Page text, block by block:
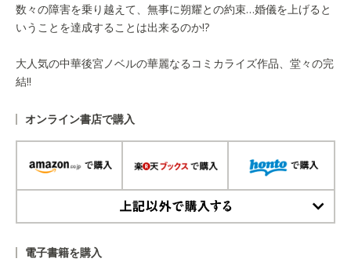
数々の障害を乗り越えて、無事に朔耀との約束…婚儀を上げると
いうことを達成することは出来るのか!?
大人気の中華後宮ノベルの華麗なるコミカライズ作品、堂々の完
結!!
オンライン書店で購入
電子書籍を購入